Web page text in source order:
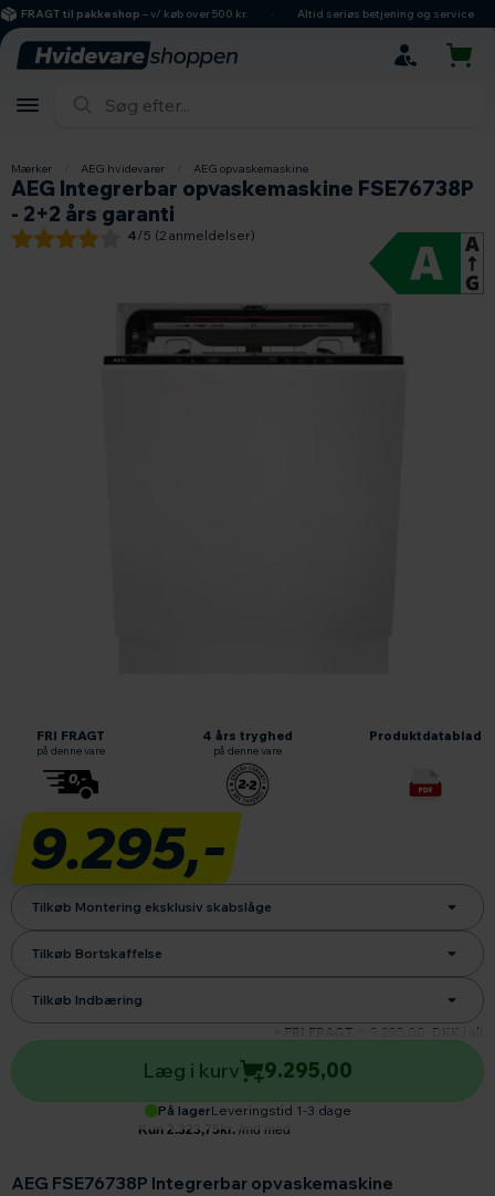
hovedindhold
søgning
navigation
indkøbskurv
FRAGT til pakkeshop– v/ køb over 500 kr. Altid seriøs betjening og service
Mærker AEG hvidevarer AEG opvaskemaskine
AEG Integrerbar opvaskemaskine FSE76738P
- 2+2 års garanti
4/5 (2 anmeldelser)
Læs om fri fragt
FRI FRAGT
på denne vare
2+2 ekstra garanti
4 års tryghed
på denne vare
Produktdatablad
Produktdatablad
AEG FSE76738P Integrerbar opvaskemaskine
9.295,-
Tilkøb Montering eksklusiv skabslåge
Tilkøb Bortskaffelse
Tilkøb Indbæring
+ FRI FRAGT
9.295,00 DKK i alt
På lager Leveringstid 1-3 dage
Læg i kurv 9.295,00